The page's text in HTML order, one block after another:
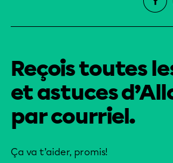
Reçois toutes
et astuces
par courriel.
Ça va t’aider, promis!